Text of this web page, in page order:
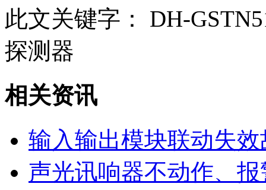
此文关键字：
DH-
探测器
相关资讯
输入输出模块联动失效
声光讯响器不动作、